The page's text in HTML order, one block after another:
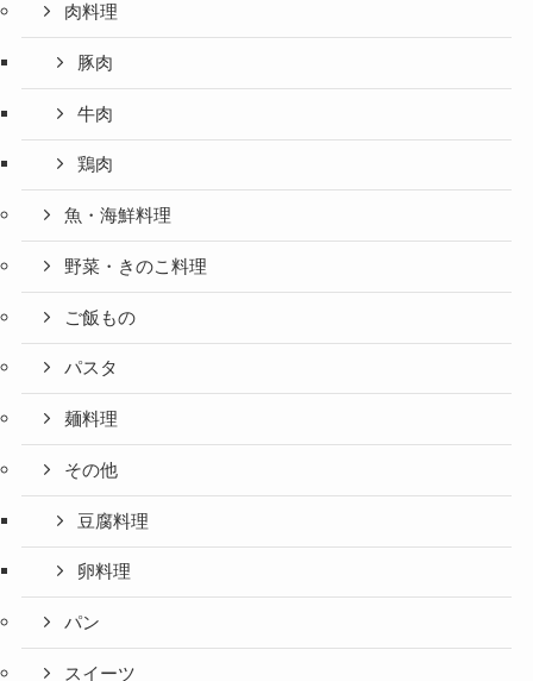
肉料理
豚肉
牛肉
鶏肉
魚・海鮮料理
野菜・きのこ料理
ご飯もの
パスタ
麺料理
その他
豆腐料理
卵料理
パン
スイーツ